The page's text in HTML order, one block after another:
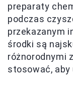
preparaty
podczas
przekazanym
środki są
różnorodnymi
stosować,